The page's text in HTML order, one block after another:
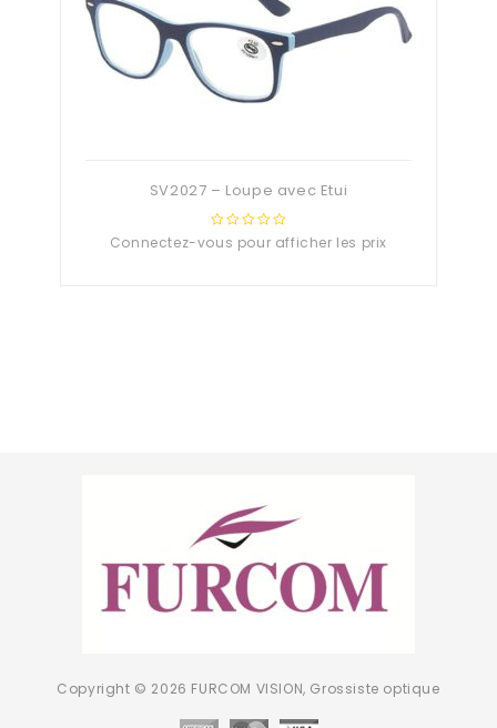
SV2027 – Loupe avec Etui
0
Connectez-vous pour afficher les prix
Copyright © 2026 FURCOM VISION, Grossiste optique